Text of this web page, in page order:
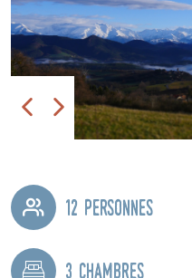
12 personnes
3 chambres